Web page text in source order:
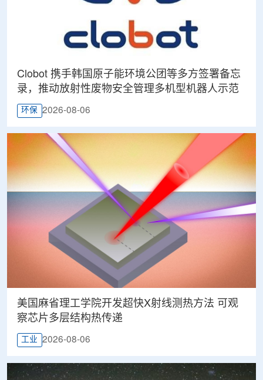
Clobot 携手韩国原子能环境公团等多方签署备忘
录，推动放射性废物安全管理多机型机器人示范
环保 2026-08-06
美国麻省理工学院开发超快X射线测热方法 可观
察芯片多层结构热传递
工业 2026-08-06